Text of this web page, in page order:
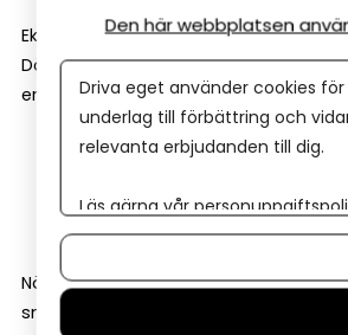
Ekonomi är ett område där det är
Därför är det en stor fördel om
erbjuder bra support. Det kan till
chatt eller telefon
hjälpcenter online
När frågor uppstår är det skönt att
snabbt.
Den här webbplatsen
Driva eget använder cookies
underlag till förbättring och
relevanta erbjudanden till dig.
Läs gärna vår
Om du vill ändra ditt val i